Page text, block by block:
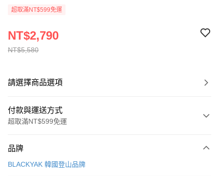
超取滿NT$599免運
NT$5,580
NT$2,790
請選擇商品選項
付款與運送方式
超取滿NT$599免運
信用卡一次付款
品牌
BLACKYAK 韓國登山品牌